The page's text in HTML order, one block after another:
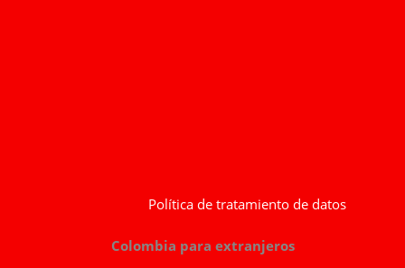
Política de tratamiento de datos
Colombia para extranjeros